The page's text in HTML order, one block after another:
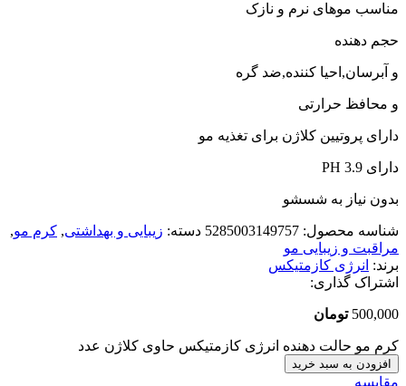
مناسب موهای نرم و نازک
حجم دهنده
و آبرسان,احیا کننده,ضد گره
و محافظ حرارتی
دارای پروتیین کلاژن برای تغذیه مو
دارای PH 3.9
بدون نیاز به شسشو
شناسه محصول: 5285003149757 دسته: زیبایی و بهداشتی, کرم مو,
مراقبت و زیبایی مو
برند: انرژی کازمتیکس
اشتراک گذاری:
500,000 تومان
کرم مو حالت دهنده انرژی کازمتیکس حاوی کلاژن عدد
افزودن به سبد خرید
مقایسه